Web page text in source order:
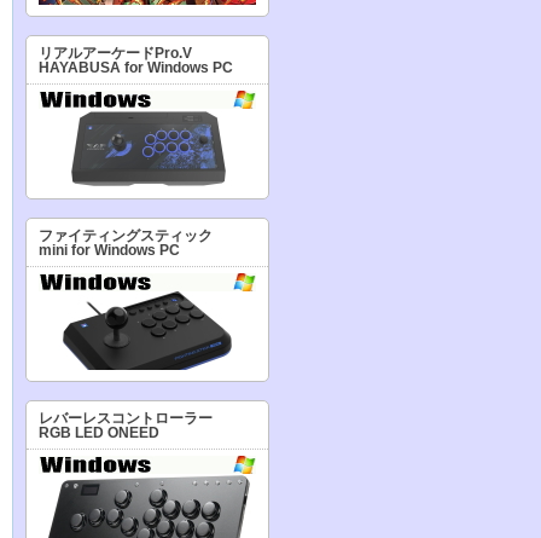
リアルアーケードPro.V
HAYABUSA for Windows PC
ファイティングスティック
mini for Windows PC
レバーレスコントローラー
RGB LED ONEED